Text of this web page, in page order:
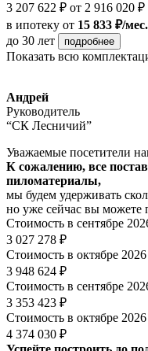
3 207 622 ₽ от 2 916 020 ₽
в ипотеку от 15 833 ₽/мес.
до 30 лет
подробнее
Показать всю
Андрей
Руководитель
“СК Лесничий”
Уважаемые посетители
К сожалению, все
пиломатериалы,
мы будем удерживать
но уже сейчас вы можете
Стоимость в сентябре
3 027 278 ₽
Стоимость в октябре 2026
3 948 624 ₽
Стоимость в сентябре
3 353 423 ₽
Стоимость в октябре 2026
4 374 030 ₽